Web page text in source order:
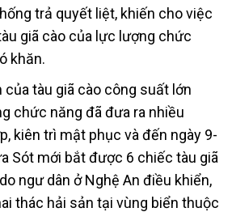
trả quyết liệt, khiến cho việc
giã cào của lực lượng chức
khăn.
tàu giã cào công suất lớn
chức năng đã đưa ra nhiều
kiên trì mật phục và đến ngày 9-
Sót mới bắt được 6 chiếc tàu giã
ngư dân ở Nghệ An điều khiển,
thác hải sản tại vùng biển thuộc